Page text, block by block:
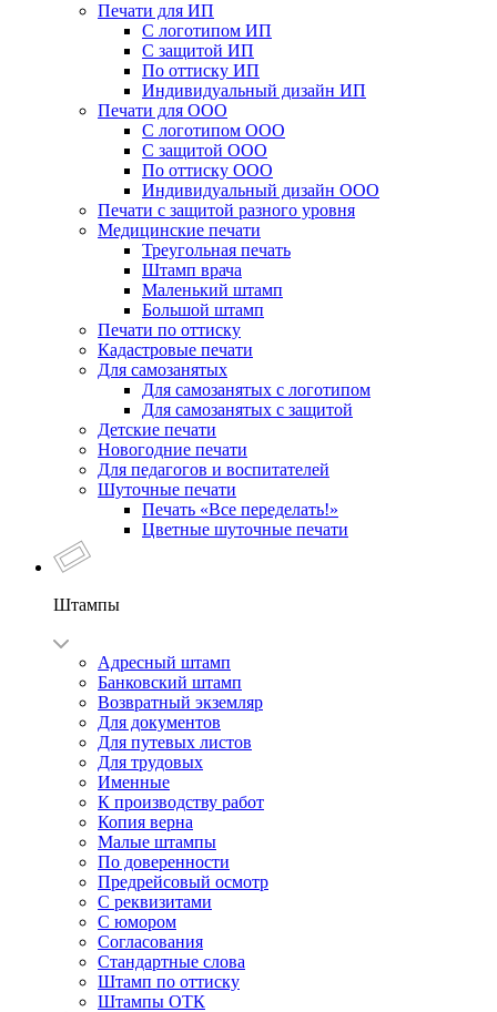
Печати для ИП
С логотипом ИП
С защитой ИП
По оттиску ИП
Индивидуальный дизайн ИП
Печати для ООО
С логотипом ООО
С защитой ООО
По оттиску ООО
Индивидуальный дизайн ООО
Печати с защитой разного уровня
Медицинские печати
Треугольная печать
Штамп врача
Маленький штамп
Большой штамп
Печати по оттиску
Кадастровые печати
Для самозанятых
Для самозанятых с логотипом
Для самозанятых с защитой
Детские печати
Новогодние печати
Для педагогов и воспитателей
Шуточные печати
Печать «Все переделать!»
Цветные шуточные печати
Штампы
Адресный штамп
Банковский штамп
Возвратный экземляр
Для документов
Для путевых листов
Для трудовых
Именные
К производству работ
Копия верна
Малые штампы
По доверенности
Предрейсовый осмотр
С реквизитами
С юмором
Согласования
Стандартные слова
Штамп по оттиску
Штампы ОТК